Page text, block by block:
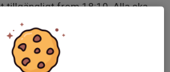
tillgängligt from 18:10. Alla ska
ute på planen 18:25.